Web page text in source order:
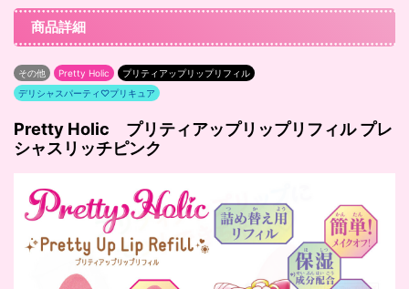
商品詳細
その他 Pretty Holic
プリティアップリップリフィル
デリシャスパーティ♡プリキュア
Pretty Holic プリティアップリップリフィル プレ
シャスリッチピンク